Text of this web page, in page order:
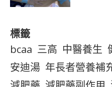
標籤
bcaa 三高 中醫養生
安迪湯 年長者營養補